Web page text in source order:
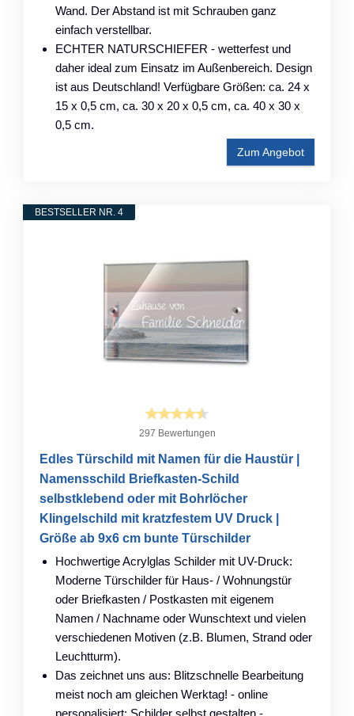
Wand. Der Abstand ist mit Schrauben ganz
einfach verstellbar.
ECHTER NATURSCHIEFER - wetterfest und
daher ideal zum Einsatz im Außenbereich. Design
ist aus Deutschland! Verfügbare Größen: ca. 24 x
15 x 0,5 cm, ca. 30 x 20 x 0,5 cm, ca. 40 x 30 x
0,5 cm.
Zum Angebot
BESTSELLER NR. 4
297 Bewertungen
Edles Türschild mit Namen für die Haustür |
Namensschild Briefkasten-Schild
selbstklebend oder mit Bohrlöcher
Klingelschild mit kratzfestem UV Druck |
Größe ab 9x6 cm bunte Türschilder
Hochwertige Acrylglas Schilder mit UV-Druck:
Moderne Türschilder für Haus- / Wohnungstür
oder Briefkasten / Postkasten mit eigenem
Namen / Nachname oder Wunschtext und vielen
verschiedenen Motiven (z.B. Blumen, Strand oder
Leuchtturm).
Das zeichnet uns aus: Blitzschnelle Bearbeitung
meist noch am gleichen Werktag! - online
personalisiert: Schilder selbst gestalten -